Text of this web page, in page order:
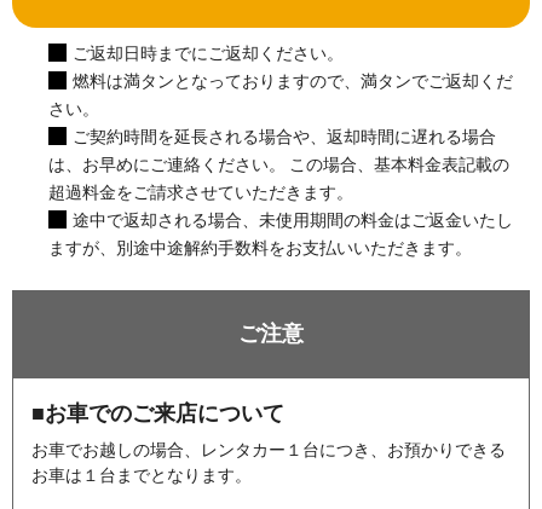
ご返却日時までにご返却ください。
燃料は満タンとなっておりますので、満タンでご返却くだ
さい。
ご契約時間を延長される場合や、返却時間に遅れる場合
は、お早めにご連絡ください。 この場合、基本料金表記載の
超過料金をご請求させていただきます。
途中で返却される場合、未使用期間の料金はご返金いたし
ますが、別途中途解約手数料をお支払いいただきます。
ご注意
■お車でのご来店について
お車でお越しの場合、レンタカー１台につき、お預かりできる
お車は１台までとなります。